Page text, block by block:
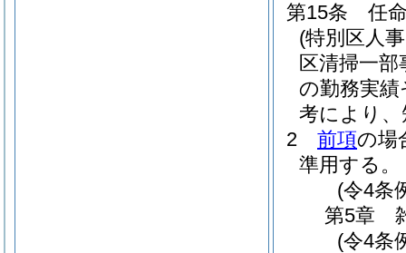
第15条
任
(特別区人
区清掃一
の勤務実
考により
2
前項の場
準用する。
(令4条
第5章
(令4条